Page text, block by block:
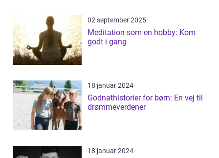
02 september 2025
Meditation som en hobby: Kom
godt i gang
18 januar 2024
Godnathistorier for børn: En vej til
drømmeverdener
18 januar 2024